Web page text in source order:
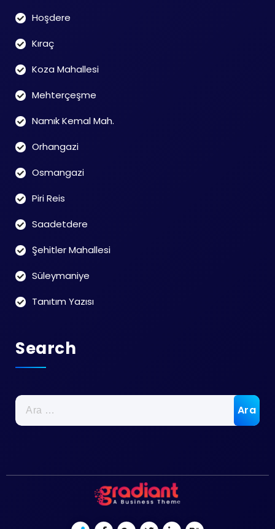
Hoşdere
Kıraç
Koza Mahallesi
Mehterçeşme
Namık Kemal Mah.
Orhangazi
Osmangazi
Piri Reis
Saadetdere
Şehitler Mahallesi
Süleymaniye
Tanıtım Yazısı
Search
Arama: